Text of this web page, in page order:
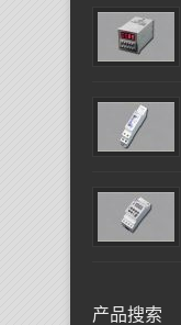
产品搜索